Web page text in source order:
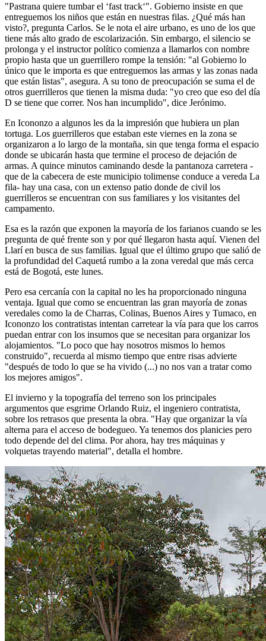
"Pastrana quiere tumbar el ‘fast track‘". Gobierno insiste en que
entreguemos los niños que están en nuestras filas. ¿Qué más han
visto?, pregunta Carlos. Se le nota el aire urbano, es uno de los que
tiene más alto grado de escolarización. Sin embargo, el silencio se
prolonga y el instructor político comienza a llamarlos con nombre
propio hasta que un guerrillero rompe la tensión: "al Gobierno lo
único que le importa es que entreguemos las armas y las zonas nada
que están listas", asegura. A su tono de preocupación se suma el de
otros guerrilleros que tienen la misma duda: "yo creo que eso del día
D se tiene que correr. Nos han incumplido", dice Jerónimo.
En Icononzo a algunos les da la impresión que hubiera un plan
tortuga. Los guerrilleros que estaban este viernes en la zona se
organizaron a lo largo de la montaña, sin que tenga forma el espacio
donde se ubicarán hasta que termine el proceso de dejación de
armas. A quince minutos caminando desde la pantanoza carretera -
que de la cabecera de este municipio tolimense conduce a vereda La
fila- hay una casa, con un extenso patio donde de civil los
guerrilleros se encuentran con sus familiares y los visitantes del
campamento.
Esa es la razón que exponen la mayoría de los farianos cuando se les
pregunta de qué frente son y por qué llegaron hasta aquí. Vienen del
Llarí en busca de sus familias. Igual que el último grupo que salió de
la profundidad del Caquetá rumbo a la zona veredal que más cerca
está de Bogotá, este lunes.
Pero esa cercanía con la capital no les ha proporcionado ninguna
ventaja. Igual que como se encuentran las gran mayoría de zonas
veredales como la de Charras, Colinas, Buenos Aires y Tumaco, en
Icononzo los contratistas intentan carretear la vía para que los carros
puedan entrar con los insumos que se necesitan para organizar los
alojamientos. "Lo poco que hay nosotros mismos lo hemos
construido", recuerda al mismo tiempo que entre risas advierte
"después de todo lo que se ha vivido (...) no nos van a tratar como
los mejores amigos".
El invierno y la topografía del terreno son los principales
argumentos que esgrime Orlando Ruiz, el ingeniero contratista,
sobre los retrasos que presenta la obra. "Hay que organizar la vía
alterna para el acceso de bodegueo. Ya tenemos dos planicies pero
todo depende del del clima. Por ahora, hay tres máquinas y
volquetas trayendo material", detalla el hombre.